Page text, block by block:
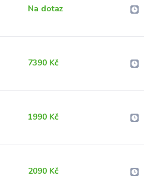
Na dotaz
7390 Kč
1990 Kč
2090 Kč